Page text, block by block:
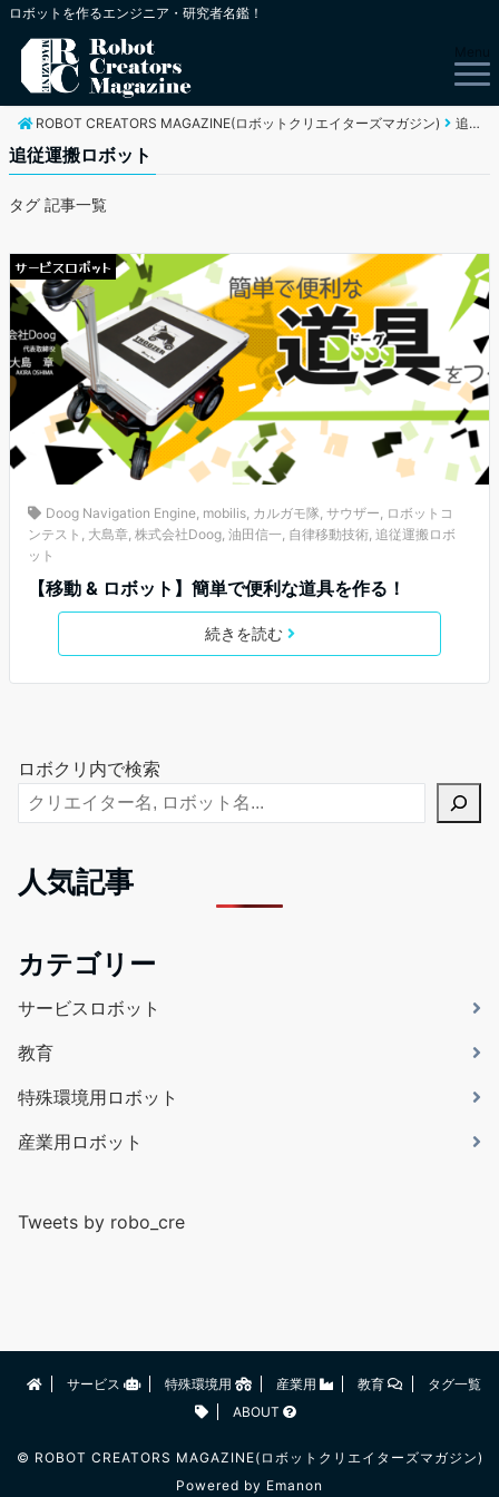
ロボットを作るエンジニア・研究者名鑑！
ROBOT CREATORS MAGAZINE(ロボットクリエイターズマガジン) 追従運搬ロボット
追従運搬ロボット
タグ 記事一覧
サービスロボット
Doog Navigation Engine, mobilis, カルガモ隊, サウザー, ロボットコ
ンテスト , 大島章, 株式会社Doog, 油田信一, 自律移動技術, 追従運搬ロボ
ット
【移動 & ロボット】簡単で便利な道具を作る！
続きを読む
ロボクリ内で検索
人気記事
カテゴリー
サービスロボット
教育
特殊環境用ロボット
産業用ロボット
Tweets by robo_cre
サービス 特殊環境用 産業用 教育
タグ一覧
ABOUT
© ROBOT CREATORS MAGAZINE(ロボットクリエイターズマガジン)
Powered by Emanon